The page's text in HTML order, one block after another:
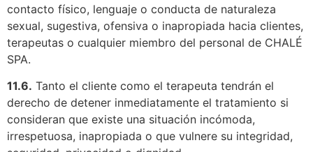
contacto físico, lenguaje o conducta de naturaleza
sexual, sugestiva, ofensiva o inapropiada hacia clientes,
terapeutas o cualquier miembro del personal de CHALÉ
SPA.
11.6. Tanto el cliente como el terapeuta tendrán el
derecho de detener inmediatamente el tratamiento si
consideran que existe una situación incómoda,
irrespetuosa, inapropiada o que vulnere su integridad,